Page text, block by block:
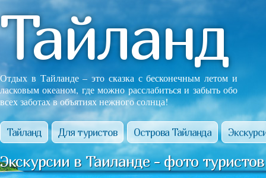
Тайланд
Отдых в Тайланде – это сказка с бесконечным летом и
ласковым океаном, где можно расслабиться и забыть обо
всех заботах в объятиях нежного солнца!
Тайланд Для туристов Острова Тайланда
Экскурсии в Таиланде - фото туристов